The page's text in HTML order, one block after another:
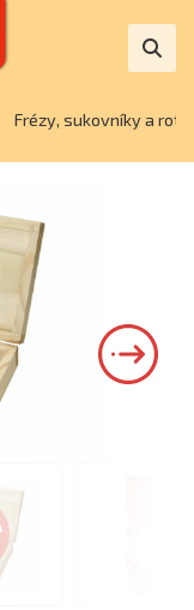
Frézy, sukovníky a